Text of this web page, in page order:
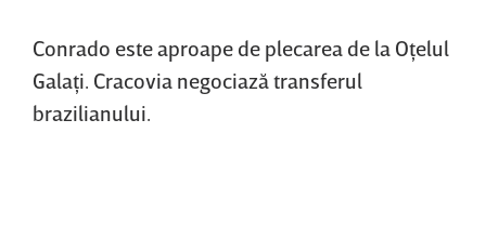
Conrado este aproape de plecarea de la Oţelul
Galaţi. Cracovia negociază transferul
brazilianului.